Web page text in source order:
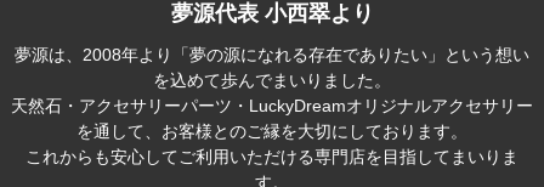
夢源代表 小西翠より
夢源は、2008年より「夢の源になれる存在でありたい」という想い
を込めて歩んでまいりました。
天然石・アクセサリーパーツ・LuckyDreamオリジナルアクセサリー
を通して、お客様とのご縁を大切にしております。
これからも安心してご利用いただける専門店を目指してまいりま
す。